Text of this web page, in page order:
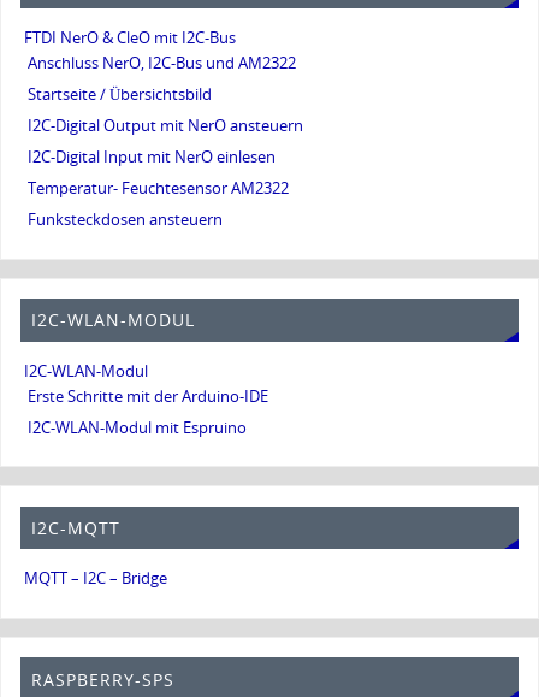
FTDI NerO & CleO mit I2C-Bus
Anschluss NerO, I2C-Bus und AM2322
Startseite / Übersichtsbild
I2C-Digital Output mit NerO ansteuern
I2C-Digital Input mit NerO einlesen
Temperatur- Feuchtesensor AM2322
Funksteckdosen ansteuern
I2C-WLAN-MODUL
I2C-WLAN-Modul
Erste Schritte mit der Arduino-IDE
I2C-WLAN-Modul mit Espruino
I2C-MQTT
MQTT – I2C – Bridge
RASPBERRY-SPS